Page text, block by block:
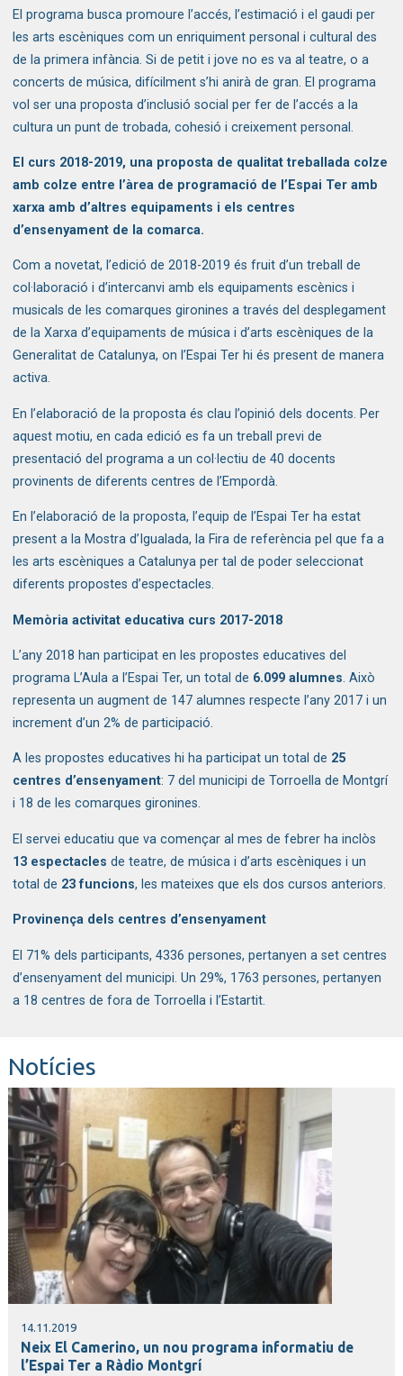
El programa busca promoure l’accés, l’estimació i el gaudi per
les arts escèniques com un enriquiment personal i cultural des
de la primera infància. Si de petit i jove no es va al teatre, o a
concerts de música, difícilment s’hi anirà de gran. El programa
vol ser una proposta d’inclusió social per fer de l’accés a la
cultura un punt de trobada, cohesió i creixement personal.
El curs 2018-2019, una proposta de qualitat treballada colze
amb colze entre l’àrea de programació de l’Espai Ter amb
xarxa amb d’altres equipaments i els centres
d’ensenyament de la comarca.
Com a novetat, l’edició de 2018-2019 és fruit d’un treball de
col·laboració i d’intercanvi amb els equipaments escènics i
musicals de les comarques gironines a través del desplegament
de la Xarxa d’equipaments de música i d’arts escèniques de la
Generalitat de Catalunya, on l’Espai Ter hi és present de manera
activa.
En l’elaboració de la proposta és clau l’opinió dels docents. Per
aquest motiu, en cada edició es fa un treball previ de
presentació del programa a un col·lectiu de 40 docents
provinents de diferents centres de l’Empordà.
En l’elaboració de la proposta, l’equip de l’Espai Ter ha estat
present a la Mostra d’Igualada, la Fira de referència pel que fa a
les arts escèniques a Catalunya per tal de poder seleccionat
diferents propostes d’espectacles.
Memòria activitat educativa curs 2017-2018
L’any 2018 han participat en les propostes educatives del
programa L’Aula a l’Espai Ter, un total de 6.099 alumnes. Això
representa un augment de 147 alumnes respecte l’any 2017 i un
increment d’un 2% de participació.
A les propostes educatives hi ha participat un total de 25
centres d’ensenyament: 7 del municipi de Torroella de Montgrí
i 18 de les comarques gironines.
El servei educatiu que va començar al mes de febrer ha inclòs
13 espectacles de teatre, de música i d’arts escèniques i un
total de 23 funcions, les mateixes que els dos cursos anteriors.
Provinença dels centres d’ensenyament
El 71% dels participants, 4336 persones, pertanyen a set centres
d’ensenyament del municipi. Un 29%, 1763 persones, pertanyen
a 18 centres de fora de Torroella i l’Estartit.
Notícies
14.11.2019
Neix El Camerino, un nou programa informatiu de
l’Espai Ter a Ràdio Montgrí